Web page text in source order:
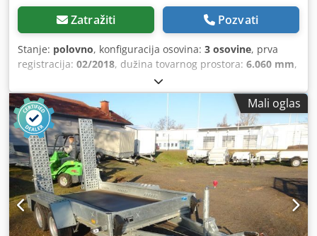
Zatražiti Pozvati
Stanje: polovno, konfiguracija osovina: 3 osovine, prva
registracija: 02/2018, dužina tovarnog prostora: 6.060 mm,
2.200 mm
prostora:300 mm, Greške i prethodna prodaja su mogući!
Interni broj: 1448. OPREMA * Platformska prikolica * 3
osovine * Pomoćni točak * AL-KO kuka za vuču * Ograde
okolo ... i mnogo toga više. ---- Vozilo je u neobrađenom
stanju! Dostava širom zemlje moguća uz doplatu. Greške i
prethodna prodaja su mogući. Rado prihvatamo vaše
vozilo u kompenzaciju. Codpfx Aovwh U Senmorf
Finansiranje / lizing moguće i bez učešća! Imate još
pitanja? Rado ćemo vas posavetovati!
Mali oglas